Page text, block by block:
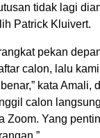
tidak lagi
Patrick Kluivert.
pekan
calon, lalu
kata Amali,
calon
Zoom. Yang